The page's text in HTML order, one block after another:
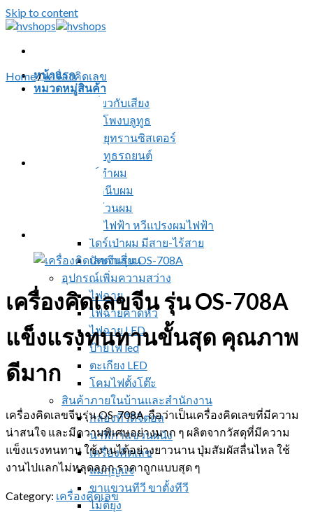
Skip to content
หน้าแรก
หมวดหมู่สินค้า
สินค้าเกี่ยวกับเสียง
ลำโพงบลูทูธ
วิทยุทรานซิสเตอร์
บลูทูธรถยนต์
อุปกรณ์ทำผม
ที่หนีบผม
ที่ม้วนผม
หวีไฟฟ้า หวีแปรงผมไฟฟ้า
ไดร์เป่าผม มีสาย-ไร้สาย
ปัตตาเลี่ยน
อุปกรณ์เพิ่มความสว่าง
ไฟฉาย
ไฟฉายคาดหัว
ไฟฉาย LED
ป้ายไฟ led
ตะเกียง LED
โคมไฟตั้งโต๊ะ
สินค้าภายในบ้านและสำนักงาน
กล่องทีวีดิจิตอล
นาฬิกาแขวนผนัง
เครื่องคิดเลข
แม่กุญแจ
ขาแขวนทีวี ขาตั้งทีวี
ไม้ตียุง
Home/เครื่องคิดเลข
เครื่องคิดเลขจีน รุ่น OS-708A
แข็งแรงทนทานขั้นสุด คุณภาพ
ดีมาก
เครื่องคิดเลขจีนรุ่น OS-708A ถือว่าเป็นเครื่องคิดเลขที่มีความ
น่าสนใจ และมีความพิเศษอย่างมาก ๆ ผลิตจากวัสดุที่มีความ
แข็งแรงทนทาน ใช้งานได้อย่างยาวนาน ปุ่มสัมผัสลื่นไหล ใช้
งานไปแลกไม่หลุดลอก ราคาถูกแบบสุด ๆ
Category: เครื่องคิดเลข